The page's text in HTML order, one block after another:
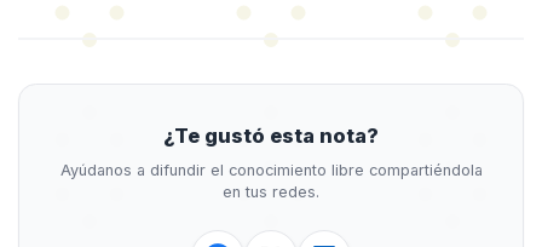
¿Te gustó esta nota?
Ayúdanos a difundir el conocimiento libre compartiéndola
en tus redes.